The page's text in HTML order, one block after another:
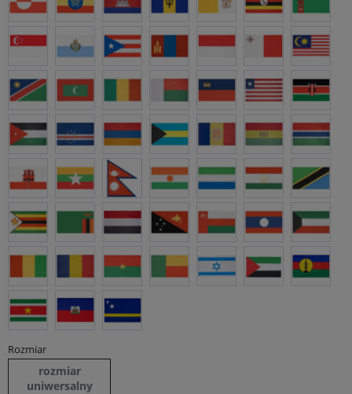
Rozmiar
rozmiar
uniwersalny